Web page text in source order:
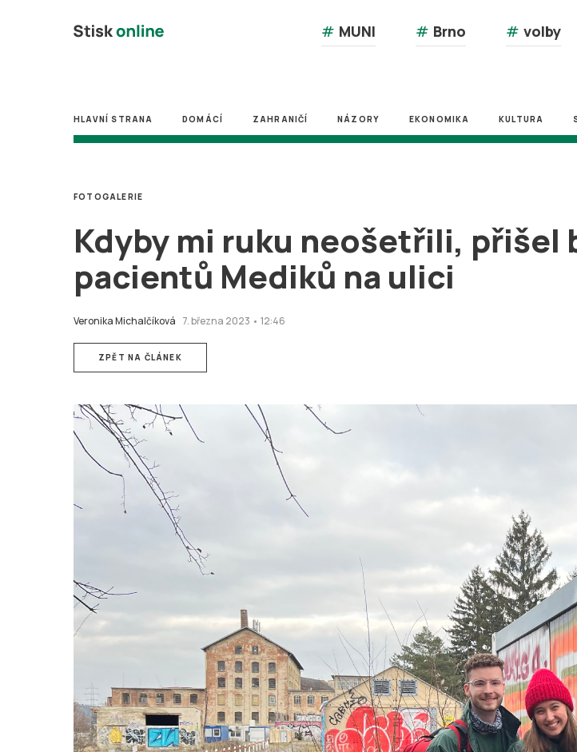
# MUNI # Brno # volby
HLAVNÍ STRANA DOMÁCÍ ZAHRANIČÍ NÁZORY EKONOMIKA KULTURA
Kdyby mi ruku neošetřili, přišel
pacientů Mediků na ulici
Veronika Michalčíková 7. března 2023 • 12:46
FOTOGALERIE
ZPĚT NA ČLÁNEK